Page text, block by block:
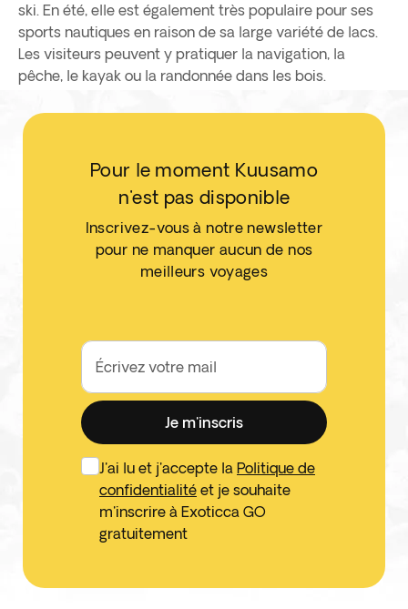
ski. En été, elle est également très populaire pour ses
sports nautiques en raison de sa large variété de lacs.
Les visiteurs peuvent y pratiquer la navigation, la
pêche, le kayak ou la randonnée dans les bois.
Pour le moment Kuusamo
n'est pas disponible
Inscrivez-vous à notre newsletter
pour ne manquer aucun de nos
meilleurs voyages
Écrivez votre mail
Je m'inscris
J'ai lu et j'accepte la Politique de
confidentialité et je souhaite
m'inscrire à Exoticca GO
gratuitement